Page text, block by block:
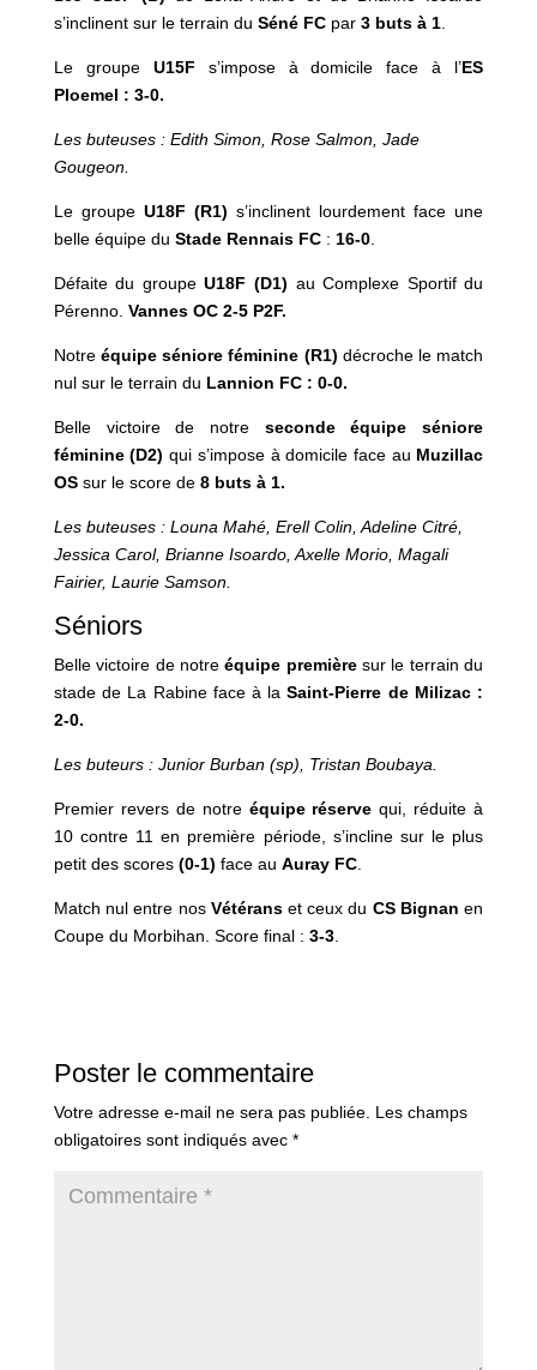
s’inclinent sur le terrain du Séné FC par 3 buts à 1.
Le groupe U15F s’impose à domicile face à l’ES
Ploemel : 3-0.
Les buteuses : Edith Simon, Rose Salmon, Jade
Gougeon.
Le groupe U18F (R1)s’inclinent lourdement face une
belle équipe du Stade Rennais FC: 16-0.
Défaite du groupeU18F (D1) au Complexe Sportif du
Pérenno. Vannes OC 2-5 P2F.
Notre équipe séniore féminine (R1) décroche le match
nul sur le terrain du Lannion FC : 0-0.
Belle victoire de notre seconde équipe séniore
féminine (D2) qui s’impose à domicile face au Muzillac
OS sur le score de8 buts à 1.
Les buteuses : Louna Mahé, Erell Colin, Adeline Citré,
Jessica Carol, Brianne Isoardo, Axelle Morio, Magali
Fairier, Laurie Samson.
Séniors
Belle victoire de notreéquipe premièresur le terrain du
stade de La Rabine face à laSaint-Pierre de Milizac :
2-0.
Les buteurs : Junior Burban (sp), Tristan Boubaya.
Premier revers de notre équipe réserve qui, réduite à
10 contre 11 en première période, s’incline sur le plus
petit des scores(0-1) face au Auray FC.
Match nul entre nos Vétéranset ceux du CS Bignan en
Coupe du Morbihan. Score final : 3-3.
Poster le commentaire
Votre adresse e-mail ne sera pas publiée. Les champs
obligatoires sont indiqués avec *